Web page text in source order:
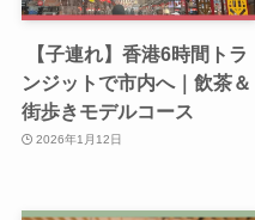
【子連れ】香港6時間トラ
ンジットで市内へ｜飲茶＆
街歩きモデルコース
2026年1月12日